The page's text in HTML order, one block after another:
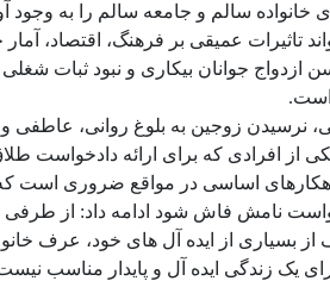
سالم و جامعه سالم را به وجود
تاثیرات عمیقی بر فرهنگ، اقتصاد،
جوانان بیکاری و نبود ثبات
است.
نرسیدن زوجین به بلوغ روانی، عاطفی
از افرادی که برای ارائه دادخواست
اساسی در مواقع ضروری است
نامش فاش شود ادامه داد: از طرفی
بسیاری از ایده آل های خود، عرف
زندگی ایده آل و پایدار مناسب